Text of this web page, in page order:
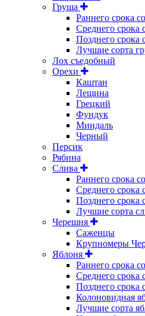
Груша
Раннего срока
Среднего срока
Позднего срока
Лучшие сорта
Лох съедобный
Орехи
Каштан
Лещина
Грецкий
Фундук
Миндаль
Черный
Персик
Рябина
Слива
Раннего срока
Среднего срока
Позднего срока
Лучшие сорта
Черешня
Саженцы
Крупномеры
Яблоня
Раннего срока
Среднего срока
Позднего срока
Колоновидная
Лучшие сорта